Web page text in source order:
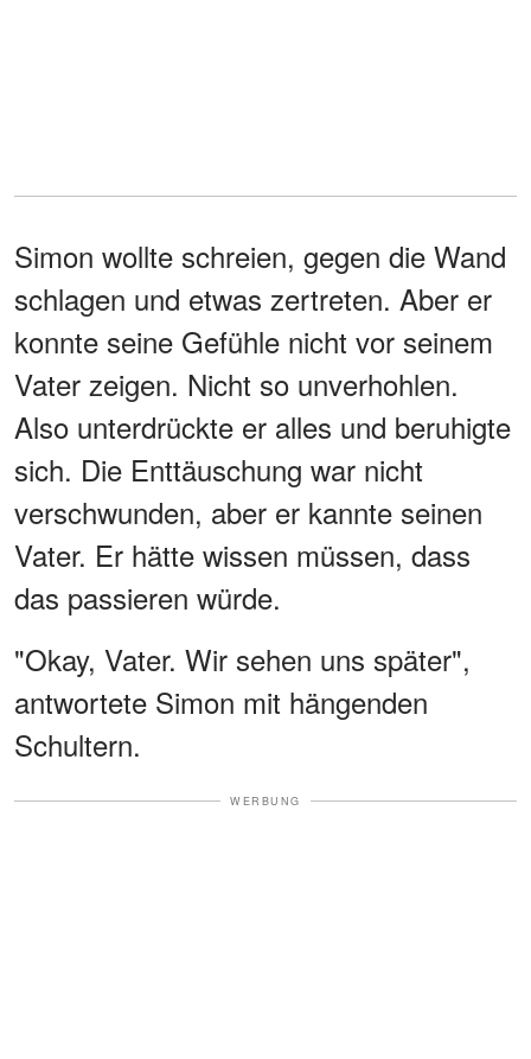
Simon wollte schreien, gegen die Wand
schlagen und etwas zertreten. Aber er
konnte seine Gefühle nicht vor seinem
Vater zeigen. Nicht so unverhohlen.
Also unterdrückte er alles und beruhigte
sich. Die Enttäuschung war nicht
verschwunden, aber er kannte seinen
Vater. Er hätte wissen müssen, dass
das passieren würde.
"Okay, Vater. Wir sehen uns später",
antwortete Simon mit hängenden
Schultern.
WERBUNG